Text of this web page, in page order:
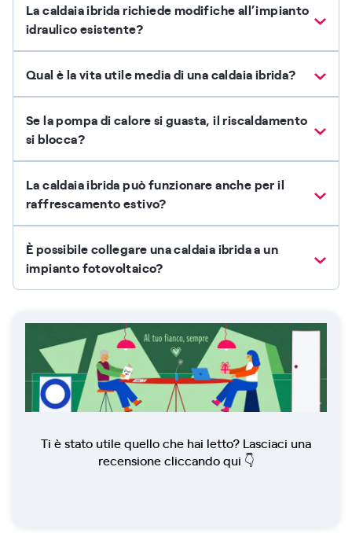
La caldaia ibrida richiede modifiche all’impianto
idraulico esistente?
Qual è la vita utile media di una caldaia ibrida?
Se la pompa di calore si guasta, il riscaldamento
si blocca?
La caldaia ibrida può funzionare anche per il
raffrescamento estivo?
È possibile collegare una caldaia ibrida a un
impianto fotovoltaico?
Ti è stato utile quello che hai letto? Lasciaci una
recensione cliccando qui 👇